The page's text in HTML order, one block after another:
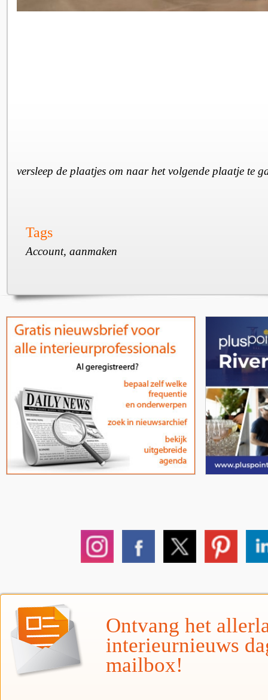
versleep de plaatjes om naar het volgende plaatje te
Tags
Account, aanmaken
Ontvang het
interieurnieuws
mailbox!